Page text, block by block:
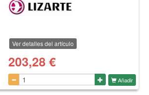
Ver detalles del artículo
203,28 €
Añadir